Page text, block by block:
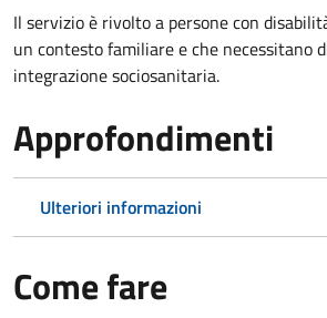
Il servizio è rivolto a persone con
un contesto familiare e che necessitano
integrazione sociosanitaria.
Approfondimenti
Ulteriori informazioni
Come fare